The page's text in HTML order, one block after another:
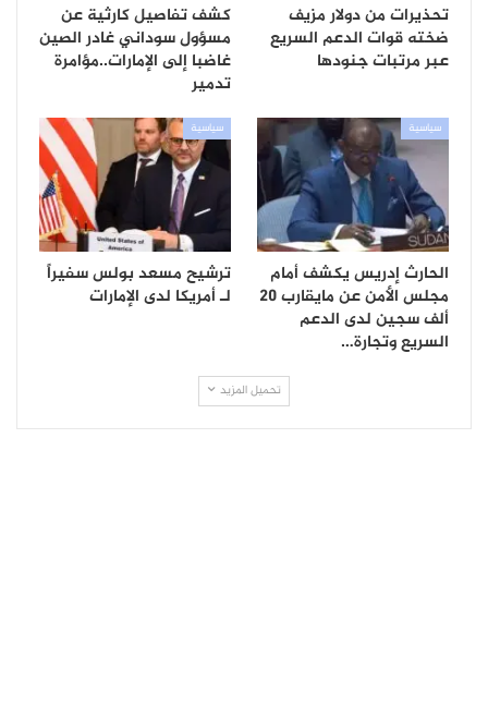
تحذيرات من دولار مزيف
ضخته قوات الدعم السريع
عبر مرتبات جنودها
كشف تفاصيل كارثية عن
مسؤول سوداني غادر الصين
غاضبا إلى الإمارات..مؤامرة
تدمير
سياسية
الحارث إدريس يكشف أمام
مجلس الأمن عن مايقارب 20
ألف سجين لدى الدعم
السريع وتجارة…
سياسية
ترشيح مسعد بولس سفيراً
لـ أمريكا لدى الإمارات
تحميل المزيد